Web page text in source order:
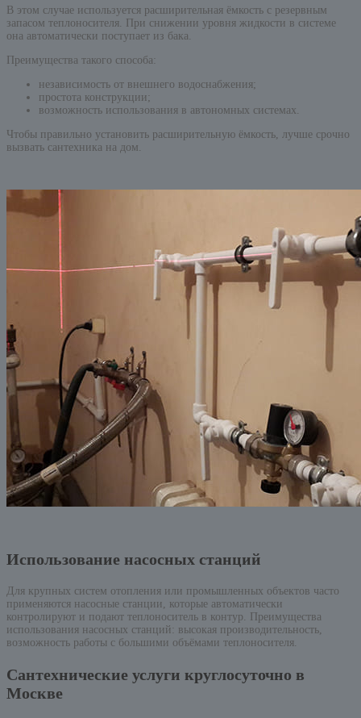
В этом случае используется расширительная ёмкость с резервным
запасом теплоносителя. При снижении уровня жидкости в системе
она автоматически поступает из бака.
Преимущества такого способа:
независимость от внешнего водоснабжения;
простота конструкции;
возможность использования в автономных системах.
Чтобы правильно установить расширительную ёмкость, лучше срочно
вызвать сантехника на дом.
Использование насосных станций
Для крупных систем отопления или промышленных объектов часто
применяются насосные станции, которые автоматически
контролируют и подают теплоноситель в контур. Преимущества
использования насосных станций: высокая производительность,
возможность работы с большими объёмами теплоносителя.
Сантехнические услуги круглосуточно в
Москве